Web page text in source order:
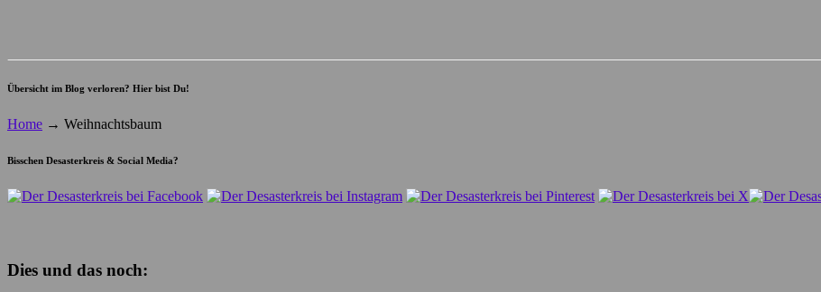
Übersicht im Blog verloren? Hier bist Du!
Home → Weihnachtsbaum
Bisschen Desasterkreis & Social Media?
Dies und das noch: